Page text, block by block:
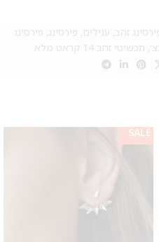
זהב, עגילים, פירסינג, פירסינג
, תכשיטי זהב 14 קראט מלא
SALE